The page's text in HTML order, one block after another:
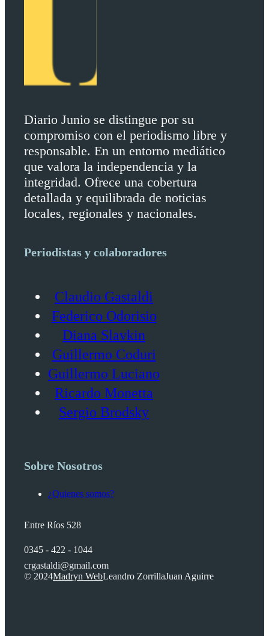
Diario Junio se distingue por su
compromiso con el periodismo libre y
responsable. En un entorno mediático
que valora la independencia y la
integridad. Ofrece una cobertura
detallada y equilibrada de noticias
locales, regionales y nacionales.
Periodistas y colaboradores
Claudio Gastaldi
Federico Odorisio
Diana Slavkin
Guillermo Coduri
Guillermo Luciano
Ricardo Monetta
Sergio Brodsky
Sobre Nosotros
¿Quienes somos?
Entre Ríos 528
0345 - 422 - 1044
crgastaldi@gmail.com
© 2024Madryn WebLeandro ZorrillaJuan Aguirre